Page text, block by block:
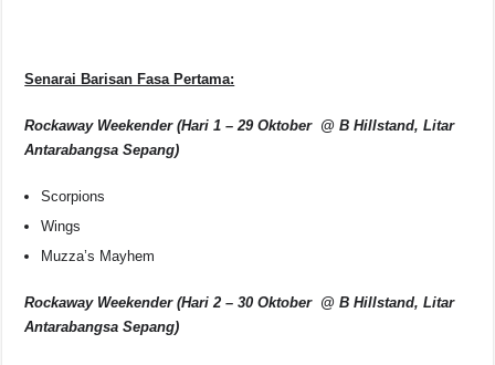
Senarai Barisan Fasa Pertama:
Rockaway Weekender (Hari 1 – 29 Oktober @ B Hillstand, Litar
Antarabangsa Sepang)
Scorpions
Wings
Muzza’s Mayhem
Rockaway Weekender (Hari 2 – 30 Oktober @ B Hillstand, Litar
Antarabangsa Sepang)